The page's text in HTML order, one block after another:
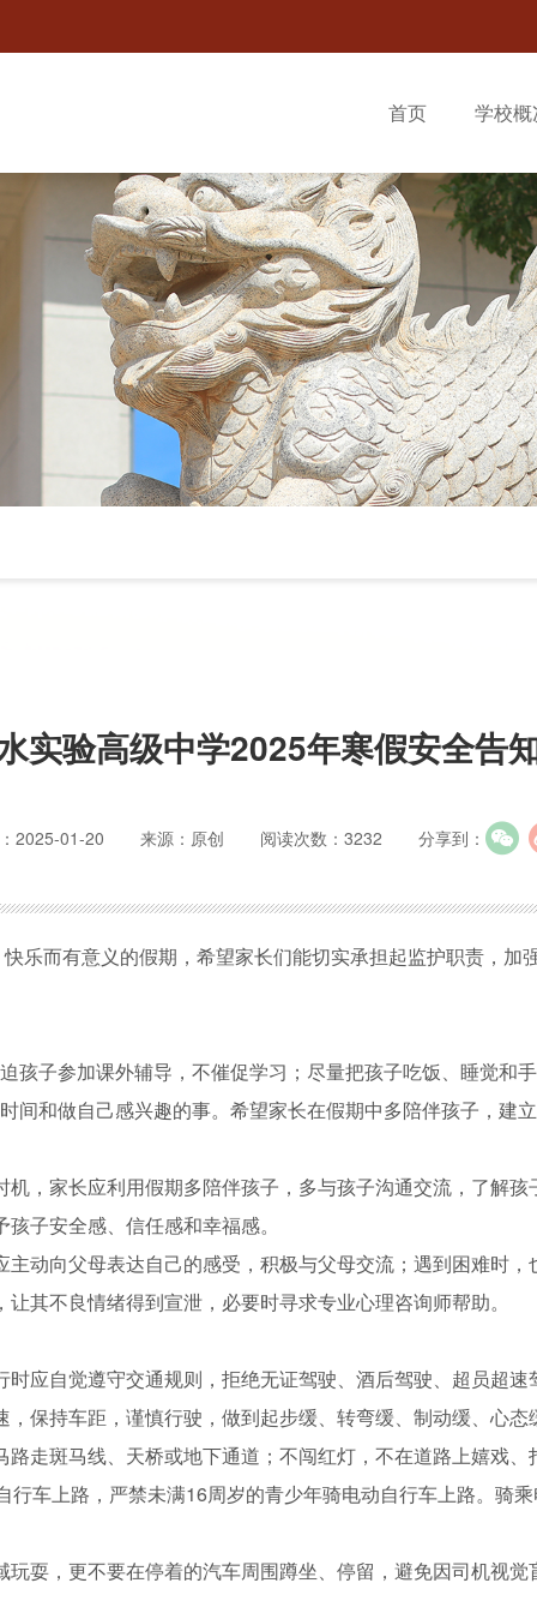
首页 学校概
实验高级中学2025年寒假安全告
2025-01-20 来源：原创 阅读次数：3232 分享到：
乐而有意义的假期，希望家长们能切实承担起监护职责，
孩子参加课外辅导，不催促学习；尽量把孩子吃饭、睡觉和
间和做自己感兴趣的事。希望家长在假期中多陪伴孩子，建
，家长应利用假期多陪伴孩子，多与孩子沟通交流，了解
子安全感、信任感和幸福感。
动向父母表达自己的感受，积极与父母交流；遇到困难时
其不良情绪得到宣泄，必要时寻求专业心理咨询师帮助。
应自觉遵守交通规则，拒绝无证驾驶、酒后驾驶、超员超速
保持车距，谨慎行驶，做到起步缓、转弯缓、制动缓、心态
走斑马线、天桥或地下通道；不闯红灯，不在道路上嬉戏
车上路，严禁未满16周岁的青少年骑电动自行车上路。骑
耍，更不要在停着的汽车周围蹲坐、停留，避免因司机视